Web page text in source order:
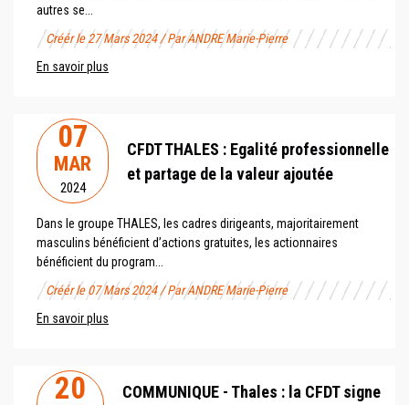
autres se...
Créér le 27 Mars 2024 / Par ANDRE Marie-Pierre
En savoir plus
07
MAR
2024
CFDT THALES : Egalité professionnelle
et partage de la valeur ajoutée
Dans le groupe THALES, les cadres dirigeants, majoritairement
masculins bénéficient d’actions gratuites, les actionnaires
bénéficient du program...
Créér le 07 Mars 2024 / Par ANDRE Marie-Pierre
En savoir plus
20
COMMUNIQUE - Thales : la CFDT signe